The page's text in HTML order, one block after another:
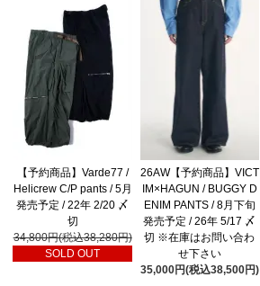
【予約商品】Varde77 /
Helicrew C/P pants / 5月
発売予定 / 22年 2/20 〆
切
34,800円(税込38,280円)
SOLD OUT
26AW【予約商品】VICT
IM×HAGUN / BUGGY D
ENIM PANTS / 8月下旬
発売予定 / 26年 5/17 〆
切 ※在庫はお問い合わ
せ下さい
35,000円(税込38,500円)